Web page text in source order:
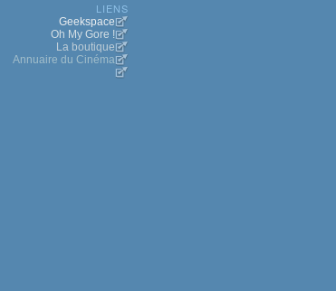
LIENS
Geekspace
Oh My Gore !
La boutique
Annuaire du Cinéma